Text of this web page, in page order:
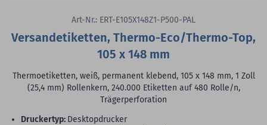
Art-Nr.: ERT-E105X148Z1-P500-PAL
Versandetiketten, Thermo-Eco/Thermo-Top,
105 x 148 mm
Thermoetiketten, weiß, permanent klebend, 105 x 148 mm, 1 Zoll
(25,4 mm) Rollenkern, 240.000 Etiketten auf 480 Rolle/n,
Trägerperforation
Druckertyp: Desktopdrucker